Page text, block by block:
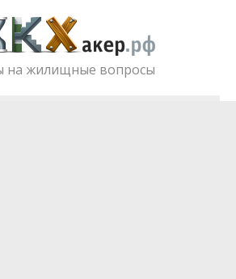
на жилищные вопросы